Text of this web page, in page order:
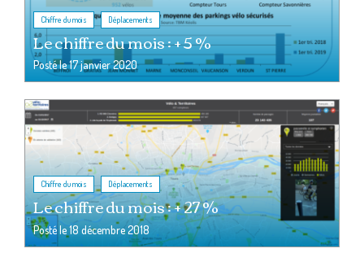
Chiffre du mois , Déplacements
Le chiffre du mois : + 5 %
Posté le17 janvier 2020
Chiffre du mois , Déplacements
Le chiffre du mois : + 27 %
Posté le18 décembre 2018